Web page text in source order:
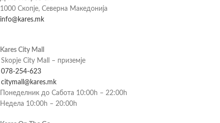
1000 Скопје, Северна Македонија
info@kares.mk
Kares City Mall
Skopje City Mall – приземје
078-254-623
citymall@kares.mk
Понеделник до Сабота 10:00h – 22:00h
Недела 10:00h – 20:00h